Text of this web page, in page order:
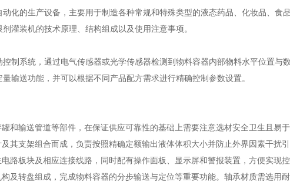
的生产设备，主要用于制造各种常规和特殊类型的液态药品、化妆品、食
灌装机的技术原理、结构组成以及使用注意事项。
系统，通过电气传感器或光学传感器检测到物料容器内部物料水平位置与
输送功能，并可以根据不同产品配方需求进行精确控制参数设置。
输送管道等部件，在保证供应可靠性的基础上需要注意选材安全卫生且易于
支架组合而成，负责按照精确定额输出液体体积大小并防止外界因素干扰引
板块及相应连接线路，同时配有操作面板、显示屏和警报装置，方便实现控
转盘组成，完成物料容器的分步输送与定位等重要功能。轴承材质需选用